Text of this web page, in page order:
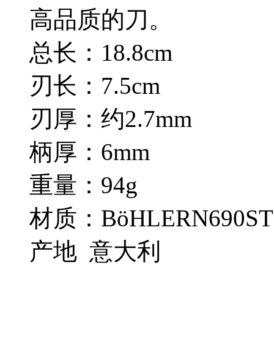
高品质的刀。
总长：18.8cm
刃长：7.5cm
刃厚：约2.7mm
柄厚：6mm
重量：94g
材质：
产地 意大利